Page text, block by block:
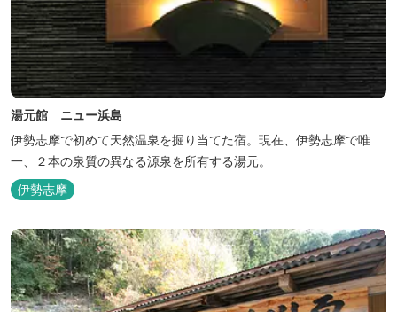
湯元館 ニュー浜島
伊勢志摩で初めて天然温泉を掘り当てた宿。現在、伊勢志摩で唯
一、２本の泉質の異なる源泉を所有する湯元。
伊勢志摩